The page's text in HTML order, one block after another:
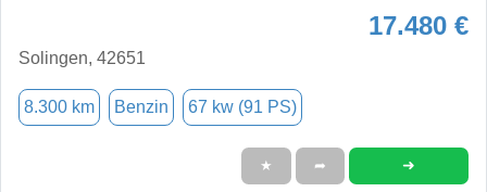
17.480 €
Solingen, 42651
8.300 km Benzin 67 kw (91 PS)
★ ➦ ➜